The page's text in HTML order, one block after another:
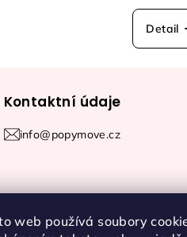
web používá soubory
Detail
Kontaktní údaje
info@popymove.cz